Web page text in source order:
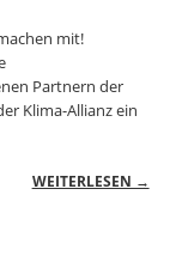
mit!
Partnern der
Klima-Allianz ein
WEITERLESEN →